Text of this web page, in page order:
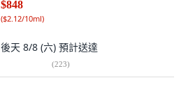
$848
($2.12/10ml)
後天 8/8 (六) 預計送達
(223)